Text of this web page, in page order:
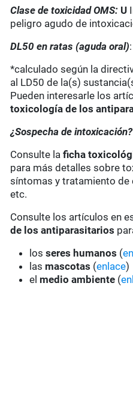
Clase de toxicidad OMS: U
peligro agudo de
DL50 en ratas (aguda oral)
*calculado según la
al LD50 de la(s)
Pueden interesarle los
toxicología de los
¿Sospecha de intoxicación?
Consulte laficha
para más detalles sobre
síntomas y tratamiento de
etc.
Consulte los artículos en
de los antiparasitarios
losseres humanos (
las mascotas (enlace)
el medio ambiente (